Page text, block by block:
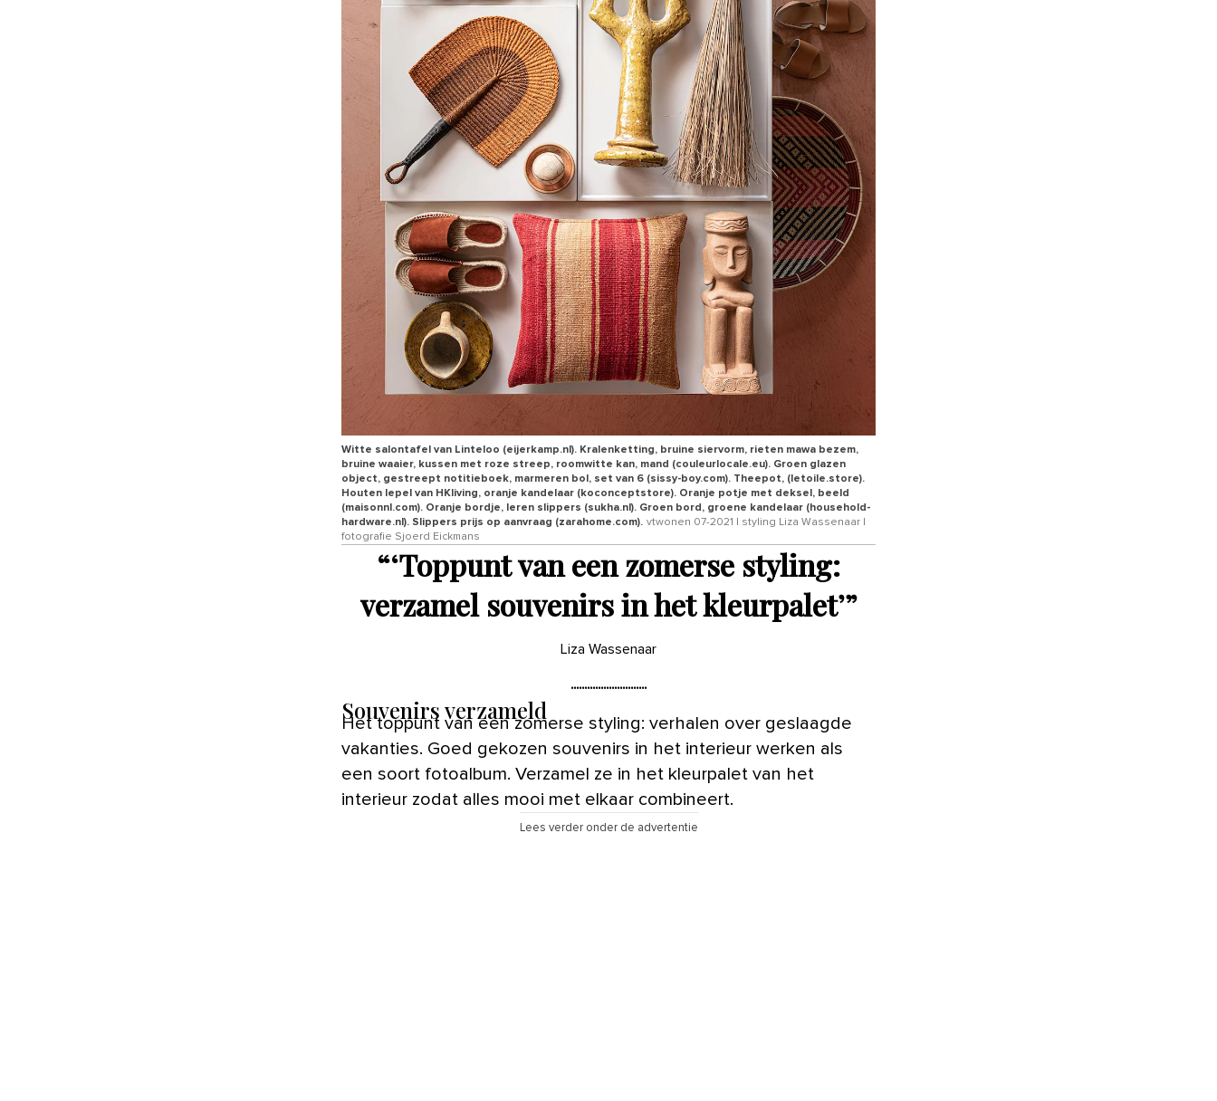
Witte salontafel van Linteloo (eijerkamp.nl). Kralenketting, bruine siervorm, rieten mawa bezem,
bruine waaier, kussen met roze streep, roomwitte kan, mand (couleurlocale.eu). Groen glazen
object, gestreept notitieboek, marmeren bol, set van 6 (sissy-boy.com). Theepot, (letoile.store).
Houten lepel van HKliving, oranje kandelaar (koconceptstore). Oranje potje met deksel, beeld
(maisonnl.com). Oranje bordje, leren slippers (sukha.nl). Groen bord, groene kandelaar (household-
hardware.nl). Slippers prijs op aanvraag (zarahome.com). vtwonen 07-2021 | styling Liza Wassenaar |
fotografie Sjoerd Eickmans
“‘Toppunt van een zomerse styling:
verzamel souvenirs in het kleurpalet’”
Liza Wassenaar
Souvenirs verzameld
Het toppunt van een zomerse styling: verhalen over geslaagde
vakanties. Goed gekozen souvenirs in het interieur werken als
een soort fotoalbum. Verzamel ze in het kleurpalet van het
interieur zodat alles mooi met elkaar combineert.
Lees verder onder de advertentie